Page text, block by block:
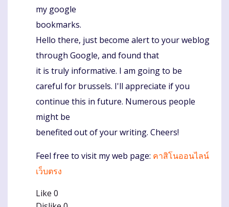
my google
bookmarks.
Hello there, just become alert to your weblog
through Google, and found that
it is truly informative. I am going to be
careful for brussels. I'll appreciate if you
continue this in future. Numerous people
might be
benefited out of your writing. Cheers!
Feel free to visit my web page: คาสิโนออนไลน์
เว็บตรง
Like 0